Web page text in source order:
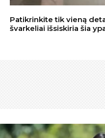
Patikrinkite tik vieną
švarkeliai išsiskiria šia